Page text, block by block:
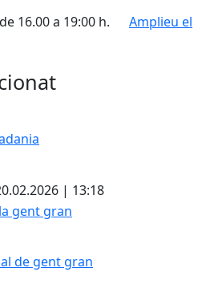
16.00 a 19:00 h.
Amplieu el
| 13:18
gran
gent gran